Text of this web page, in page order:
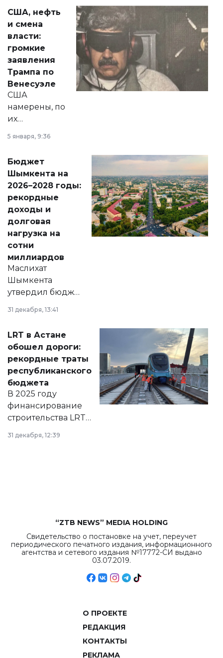
актуальных тем —
от слухов о
политических
реформах до
вопросов армии,
экономики и
личного здоровья.
США, нефть
и смена
власти:
громкие
заявления
Трампа по
Венесуэле
США
намерены, по
их
принести
народу
Венесуэлы.
5 января, 9:36
Бюджет
Шымкента на
2026–2028 годы:
рекордные
доходы и
долговая
нагрузка на
сотни
миллиардов
Маслихат
Шымкента
утвердил бюджет
города на 2026–
2028 годы.
документ
появился в базе
нормативных
правовых актов и
на сайте маслихат
города.
31 декабря, 13:41
LRT в Астане
обошел дороги:
рекордные траты
республиканского
бюджета
В 2025 году
финансирование
строительства LRT
в Астане из
республиканского
31 декабря, 12:39
“ZTB NEWS” MEDIA HOLDING
Свидетельство о постановке на учет, переучет
периодического печатного издания, информационного
агентства и сетевого издания №17772-СИ выдано
03.07.2019.
О ПРОЕКТЕ
РЕДАКЦИЯ
КОНТАКТЫ
РЕКЛАМА